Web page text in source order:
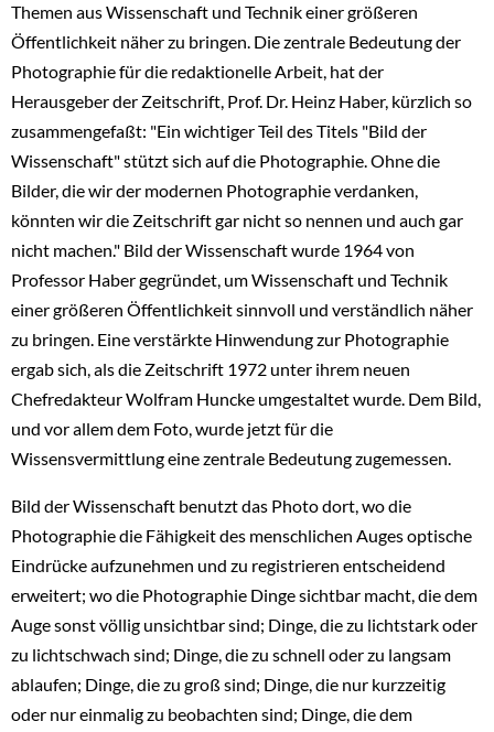
Themen aus Wissenschaft und Technik einer größeren
Öffentlichkeit näher zu bringen. Die zentrale Bedeutung der
Photographie für die redaktionelle Arbeit, hat der
Herausgeber der Zeitschrift, Prof. Dr. Heinz Haber, kürzlich so
zusammengefaßt: "Ein wichtiger Teil des Titels "Bild der
Wissenschaft" stützt sich auf die Photographie. Ohne die
Bilder, die wir der modernen Photographie verdanken,
könnten wir die Zeitschrift gar nicht so nennen und auch gar
nicht machen." Bild der Wissenschaft wurde 1964 von
Professor Haber gegründet, um Wissenschaft und Technik
einer größeren Öffentlichkeit sinnvoll und verständlich näher
zu bringen. Eine verstärkte Hinwendung zur Photographie
ergab sich, als die Zeitschrift 1972 unter ihrem neuen
Chefredakteur Wolfram Huncke umgestaltet wurde. Dem Bild,
und vor allem dem Foto, wurde jetzt für die
Wissensvermittlung eine zentrale Bedeutung zugemessen.
Bild der Wissenschaft benutzt das Photo dort, wo die
Photographie die Fähigkeit des menschlichen Auges optische
Eindrücke aufzunehmen und zu registrieren entscheidend
erweitert; wo die Photographie Dinge sichtbar macht, die dem
Auge sonst völlig unsichtbar sind; Dinge, die zu lichtstark oder
zu lichtschwach sind; Dinge, die zu schnell oder zu langsam
ablaufen; Dinge, die zu groß sind; Dinge, die nur kurzzeitig
oder nur einmalig zu beobachten sind; Dinge, die dem